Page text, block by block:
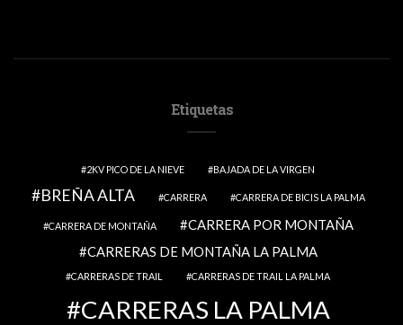
Etiquetas
2KV PICO DE LA NIEVE BAJADA DE LA VIRGEN
BREÑA ALTA CARRERA CARRERA DE BICIS LA PALMA
CARRERA DE MONTAÑA
CARRERA POR MONTAÑA
CARRERAS DE MONTAÑA LA PALMA
CARRERAS DE TRAIL CARRERAS DE TRAIL LA PALMA
CARRERAS LA PALMA